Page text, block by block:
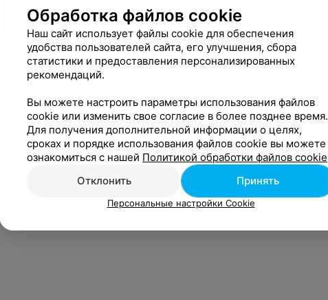
Обработка файлов cookie
Наш сайт использует файлы cookie для обеспечения
удобства пользователей сайта, его улучшения, сбора
статистики и предоставления персонализированных
рекомендаций.
Вы можете настроить параметры использования файлов
cookie или изменить свое согласие в более позднее время.
Для получения дополнительной информации о целях,
сроках и порядке использования файлов cookie вы можете
ознакомиться с нашей Политикой обработки файлов cookie
Отклонить
Принять
Персональные настройки Cookie